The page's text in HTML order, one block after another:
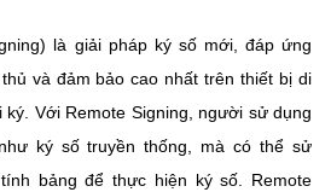
là giải pháp ký số mới, đáp ứng
và đảm bảo cao nhất trên thiết bị di
Với Remote Signing, người sử dụng
ký số truyền thống, mà có thể sử
bảng để thực hiện ký số. Remote